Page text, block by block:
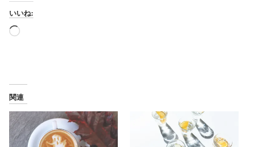
いいね:
読
関連